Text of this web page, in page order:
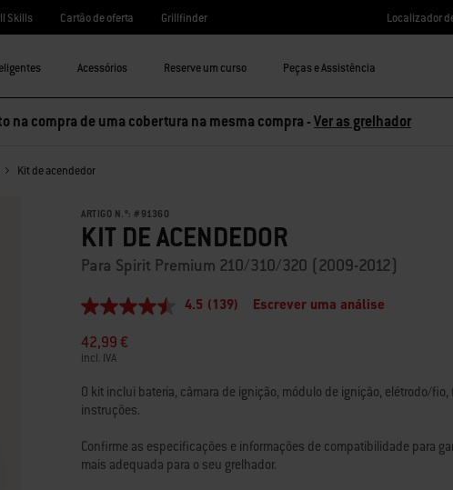
Skills Cartão de oferta Grillfinder Localizador
Acessórios Reserve um curso Peças e Assistência
na compra de uma cobertura na mesma compra -Ver as grelhador
Kit de acendedor
ARTIGO N.º: # 91360
KIT DE ACENDEDOR
Para Spirit Premium 210/310/320 (2009-2012)
4.5
5
estrelas,
médio
de
classificação.
139
Reviews.
Link
4.5 (139) Escrever uma análise
42,99 €
incl. IVA
O kit inclui bateria, câmara de ignição, módulo de ignição, elétrodo/fio,
instruções.
Confirme as especificações e informações de compatibilidade para
mais adequada para o seu grelhador.